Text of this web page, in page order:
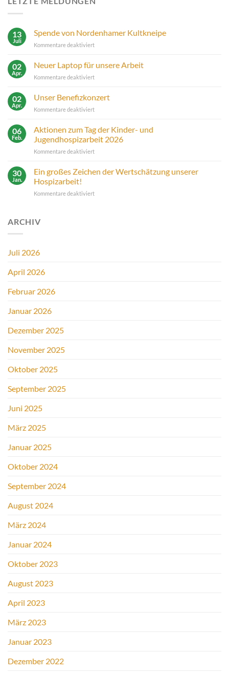
13
Juli
Spende von Nordenhamer Kultkneipe
Kommentare deaktiviertfür
Nordenhamer
Kultkneipe
02
Apr.
Neuer Laptop für unsere Arbeit
Kommentare deaktiviertfür
Laptop
für
unsere
02
Apr.
Unser Benefizkonzert
Kommentare deaktiviertfür
Benefizkonzert
06
Feb.
Aktionen zum Tag der Kinder- und
Jugendhospizarbeit 2026
Kommentare deaktiviertfür
Tag
Kinder-
30
Jan.
Ein großes Zeichen der Wertschätzung unserer
Hospizarbeit!
Kommentare deaktiviertfür
ARCHIV
Juli 2026
April 2026
Februar 2026
Januar 2026
Dezember 2025
November 2025
Oktober 2025
September 2025
Juni 2025
März 2025
Januar 2025
Oktober 2024
September 2024
August 2024
März 2024
Januar 2024
Oktober 2023
August 2023
April 2023
März 2023
Januar 2023
Dezember 2022